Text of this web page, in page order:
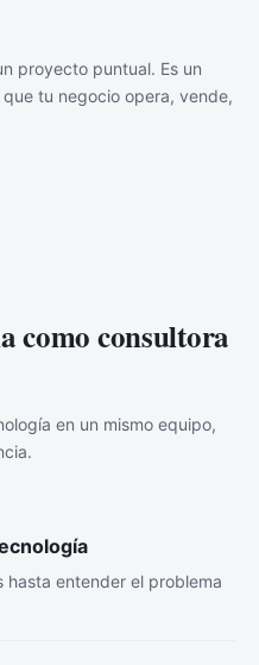
proyecto puntual. Es un
tu negocio opera, vende,
como consultora
en un mismo equipo,
hasta entender el problema